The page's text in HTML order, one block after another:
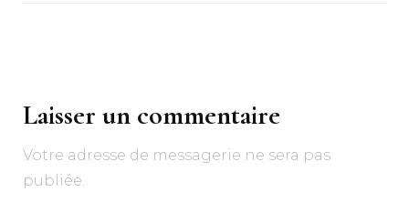
Laisser un commentaire
Votre adresse de messagerie ne sera pas
publiée.